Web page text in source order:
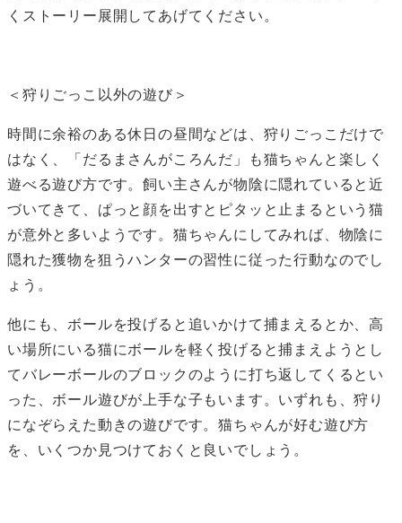
くストーリー展開してあげてください。
＜狩りごっこ以外の遊び＞
時間に余裕のある休日の昼間などは、狩りごっこだけで
はなく、「だるまさんがころんだ」も猫ちゃんと楽しく
遊べる遊び方です。飼い主さんが物陰に隠れていると近
づいてきて、ぱっと顔を出すとピタッと止まるという猫
が意外と多いようです。猫ちゃんにしてみれば、物陰に
隠れた獲物を狙うハンターの習性に従った行動なのでし
ょう。
他にも、ボールを投げると追いかけて捕まえるとか、高
い場所にいる猫にボールを軽く投げると捕まえようとし
てバレーボールのブロックのように打ち返してくるとい
った、ボール遊びが上手な子もいます。いずれも、狩り
になぞらえた動きの遊びです。猫ちゃんが好む遊び方
を、いくつか見つけておくと良いでしょう。